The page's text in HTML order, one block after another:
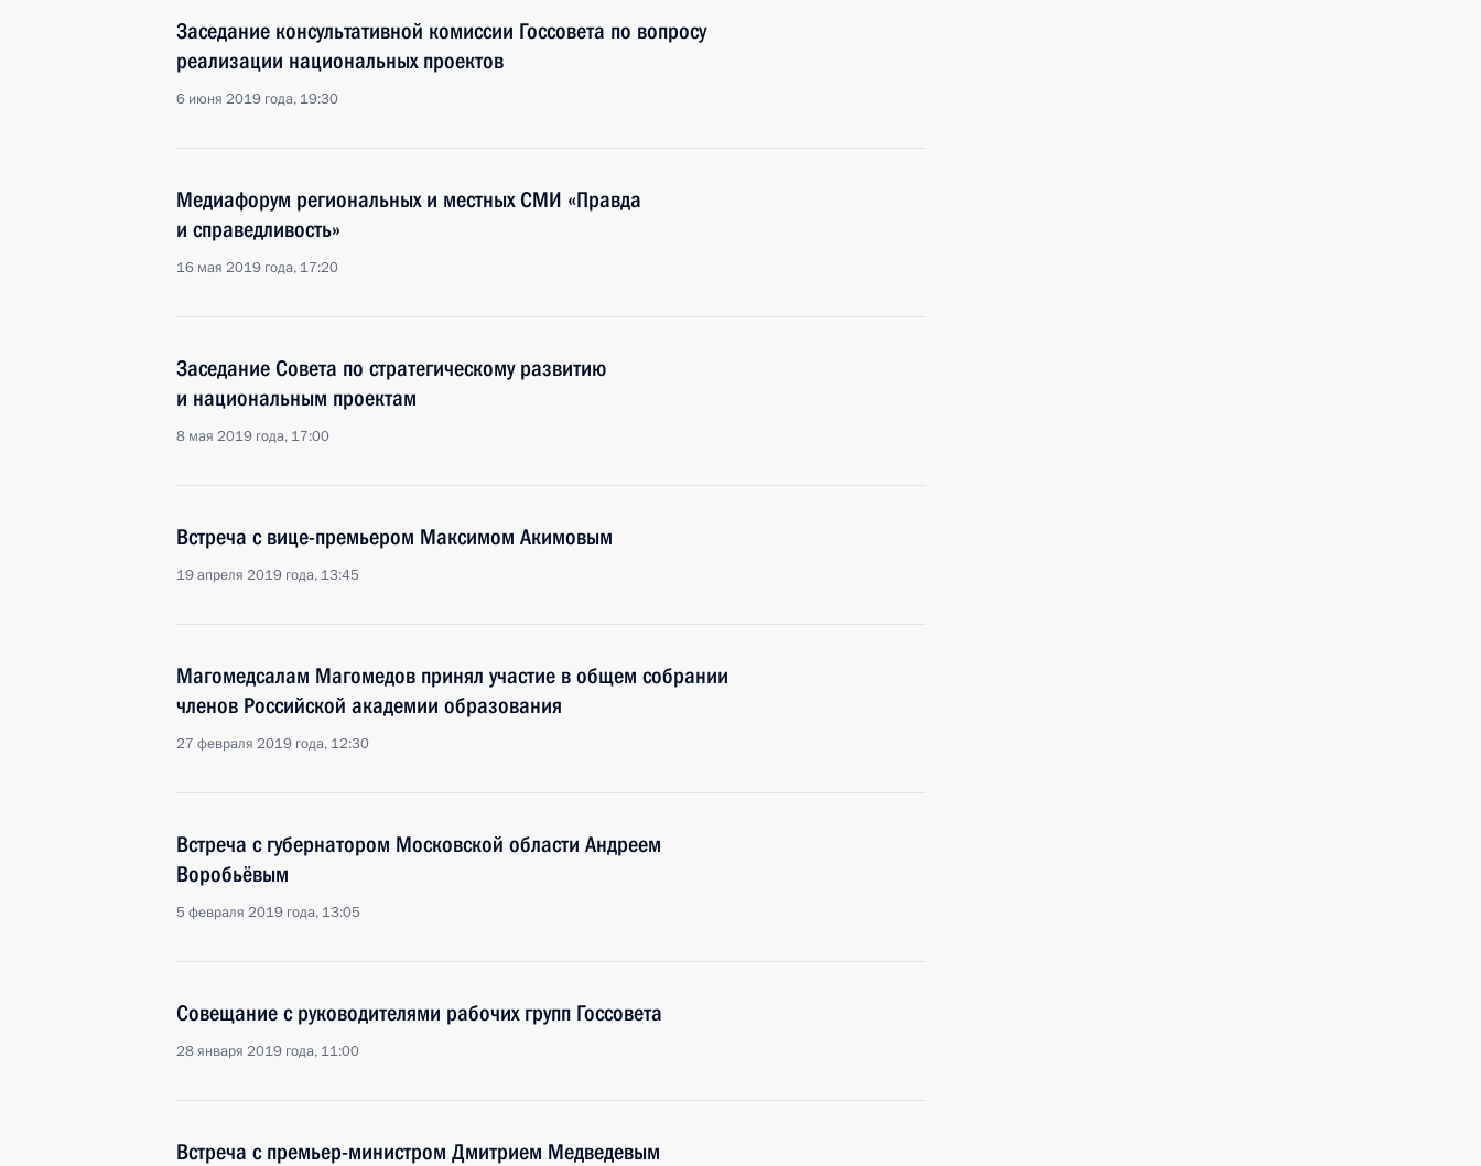
Заседание консультативной комиссии Госсовета по вопросу
реализации национальных проектов
6 июня 2019 года, 19:30
Медиафорум региональных и местных СМИ «Правда
и справедливость»
16 мая 2019 года, 17:20
Заседание Совета по стратегическому развитию
и национальным проектам
8 мая 2019 года, 17:00
Встреча с вице-премьером Максимом Акимовым
19 апреля 2019 года, 13:45
Магомедсалам Магомедов принял участие в общем собрании
членов Российской академии образования
27 февраля 2019 года, 12:30
Встреча с губернатором Московской области Андреем
Воробьёвым
5 февраля 2019 года, 13:05
Совещание с руководителями рабочих групп Госсовета
28 января 2019 года, 11:00
Встреча с премьер-министром Дмитрием Медведевым